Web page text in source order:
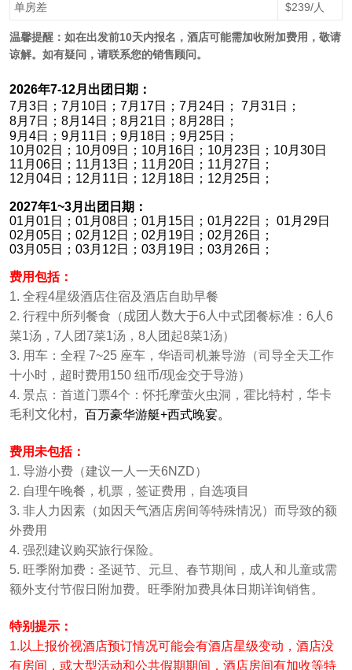
单房差 $239/人
温馨提醒：如在出发前10天内报名，酒店可能需加收附加费用，敬请
谅解。如有疑问，请联系您的销售顾问。
2026年7-12月出团日期：
7月3日；7月10日；7月17日；7月24日； 7月31日；
8月7日；8月14日；8月21日；8月28日；
9月4日；9月11日；9月18日；9月25日；
10月 02 日； 10月 09日； 10月 16日； 10月 23日； 10月 30日
11 月 06日； 11 月 13日； 11 月 20日； 11 月 27日；
12 月 04日； 12 月 11 日； 12 月 18日； 12 月 25日；
2027年1~3月出团日期：
01 月 01 日； 01 月 08日； 01 月 15日； 01 月 22 日； 01 月 29日
02 月 05日； 02 月 12 日； 02 月 19日； 02 月 26日；
03月 05日； 03月 12 日； 03月 19日； 03月 26日；
费用包括：
1. 全程4星级酒店住宿及酒店自助早餐
2. 行程中所列餐食（成团人数大于6人中式团餐标准：6人6
菜1汤，7人团7菜1汤，8人团起8菜1汤）
3. 用车：全程 7~25 座车，华语司机兼导游（司导全天工作
十小时，超时费用150 纽币/现金交于导游）
4. 景点：首道门票4个：怀托摩萤火虫洞，霍比特村， 华卡
毛利文化村， 百万豪华游艇+西式晚宴。
费用未包括：
1. 导游小费（建议一人一天6NZD）
2. 自理午晚餐，机票，签证费用，自选项目
3. 非人力因素（如因天气酒店房间等特殊情况）而导致的额
外费用
4. 强烈建议购买旅行保险。
5. 旺季附加费：圣诞节、元旦、春节期间，成人和儿童或需
额外支付节假日附加费。旺季附加费具体日期详询销售。
特别提示：
1.以上报价视酒店预订情况可能会有酒店星级变动，酒店没
有房间，或大型活动和公共假期期间，酒店房间有加收等特